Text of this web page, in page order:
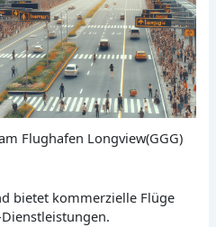
Flughafen Longview(GGG)
bietet kommerzielle Flüge